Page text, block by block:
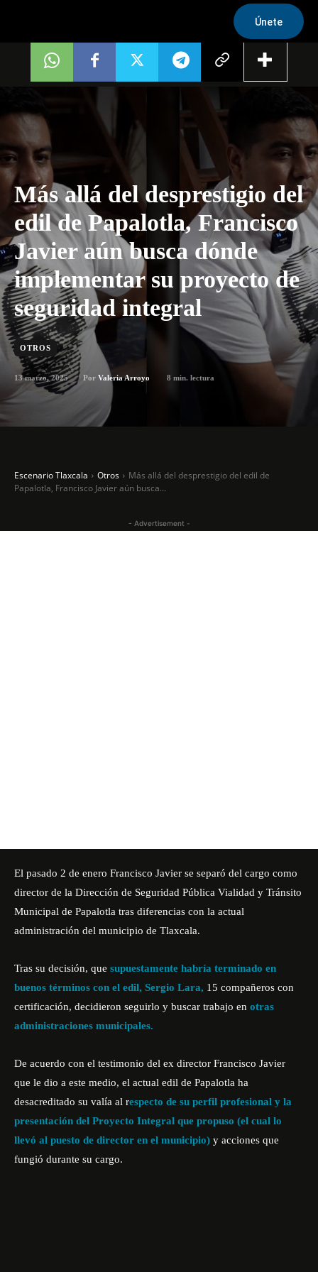
Únete
Más allá del desprestigio del
edil de Papalotla, Francisco
Javier aún busca dónde
implementar su proyecto de
seguridad integral
OTROS
13 marzo, 2025 Por Valeria Arroyo 8 min. lectura
Escenario Tlaxcala Otros
Más allá del desprestigio del edil de
Papalotla, Francisco Javier aún busca...
- Advertisement -
El pasado 2 de enero Francisco Javier se separó del cargo como
director de la Dirección de Seguridad Pública Vialidad y Tránsito
Municipal de Papalotla tras diferencias con la actual
administración del municipio de Tlaxcala.
Tras su decisión, que supuestamente habría terminado en
buenos términos con el edil, Sergio Lara, 15 compañeros con
certificación, decidieron seguirlo y buscar trabajo en otras
administraciones municipales.
De acuerdo con el testimonio del ex director Francisco Javier
que le dio a este medio, el actual edil de Papalotla ha
desacreditado su valía al respecto de su perfil profesional y la
presentación del Proyecto Integral que propuso (el cual lo
llevó al puesto de director en el municipio) y acciones que
fungió durante su cargo.